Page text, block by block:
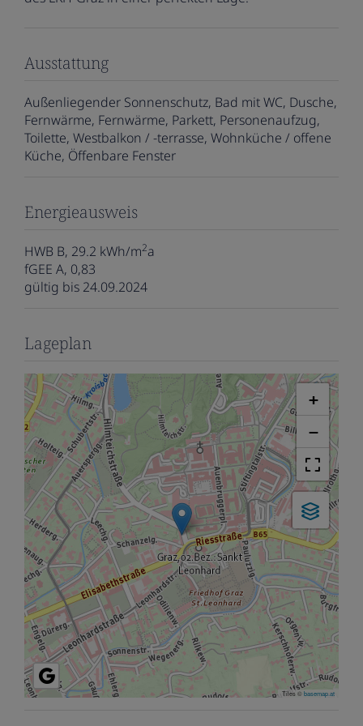
Ausstattung
Außenliegender Sonnenschutz Bad mit WC Dusche
Fernwärme Fernwärme Parkett Personenaufzug
Toilette Westbalkon / -terrasse Wohnküche / offene
Küche Öffenbare Fenster
Energieausweis
HWB B, 29.2 kWh/m2a
fGEE A, 0,83
gültig bis 24.09.2024
Lageplan
+
−
Tiles ©basemap.at